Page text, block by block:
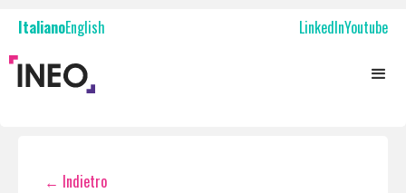
ItalianoEnglish LinkedInYoutube
← Indietro